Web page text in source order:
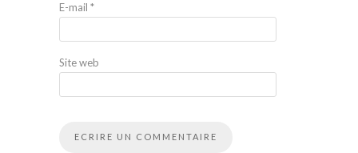
E-mail *
Site web